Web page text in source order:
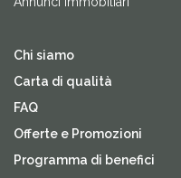
Chi siamo
Carta di qualità
FAQ
Offerte e Promozioni
Programma di benefici